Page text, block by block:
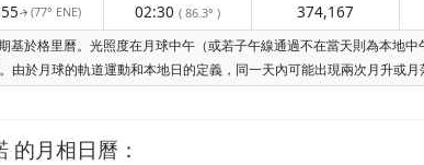
↑(77° ENE) 02:30 ( 86.3° ) 374,167
於格里曆。光照度在月球中午（或若子午線通過不在當天則為本地中
於月球的軌道運動和本地日的定義，同一天內可能出現兩次月升或月
的月相日曆：